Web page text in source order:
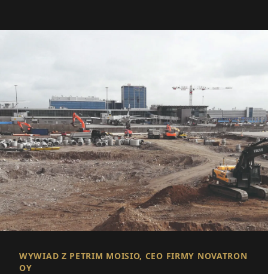
WYWIAD Z PETRIM MOISIO, CEO FIRMY NOVATRON
OY